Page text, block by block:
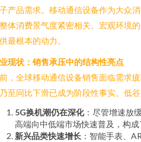
产品需求。移动通信设备作为大众
体消费景气度紧密相关。宏观环境
最根本的动力。
现状：销售承压中的结构性亮点
，全球移动通信设备销售面临需求
至同比下滑已成为阶段性事实。低谷
5G换机潮仍在深化：尽管增速放
高端向中低端市场快速普及，构成
新兴品类快速增长 ：智能手表、